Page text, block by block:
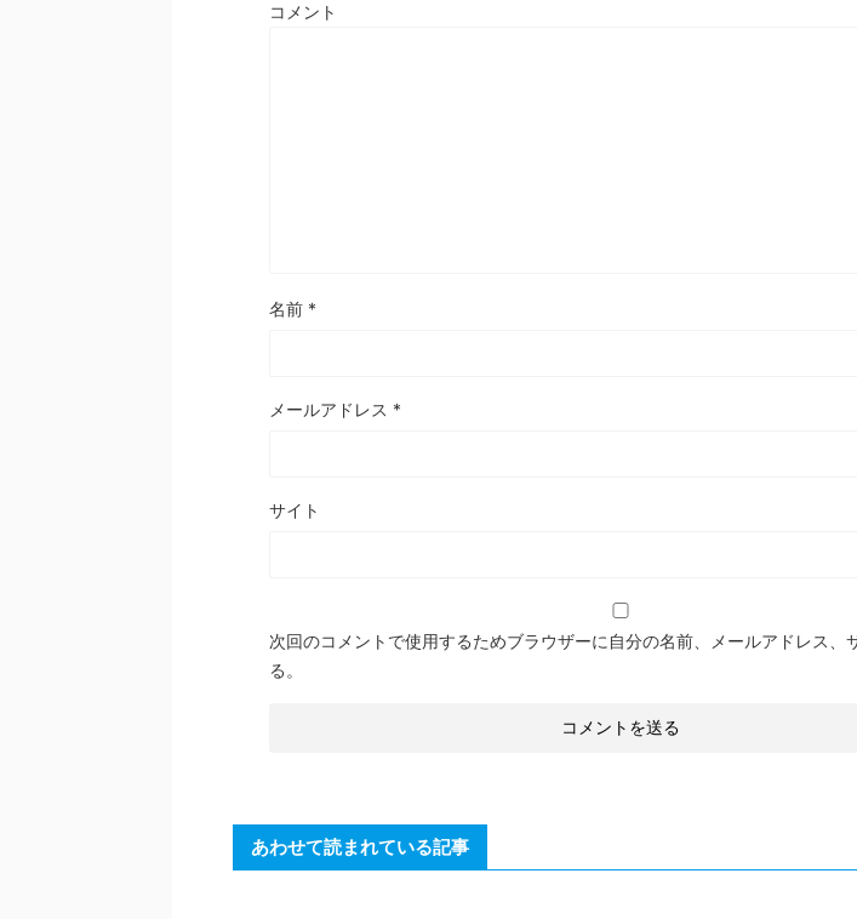
コメント
名前 *
メールアドレス *
サイト
次回のコメントで使用するためブラウザーに自分の名前、メールアドレス、
る。
あわせて読まれている記事